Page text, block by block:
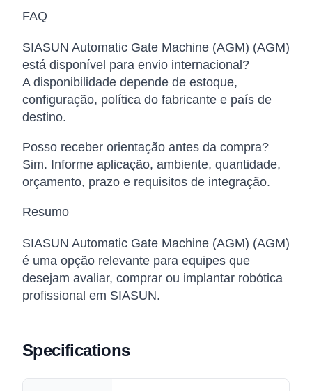
FAQ
SIASUN Automatic Gate Machine (AGM) (AGM)
está disponível para envio internacional?
A disponibilidade depende de estoque,
configuração, política do fabricante e país de
destino.
Posso receber orientação antes da compra?
Sim. Informe aplicação, ambiente, quantidade,
orçamento, prazo e requisitos de integração.
Resumo
SIASUN Automatic Gate Machine (AGM) (AGM)
é uma opção relevante para equipes que
desejam avaliar, comprar ou implantar robótica
profissional em SIASUN.
Specifications